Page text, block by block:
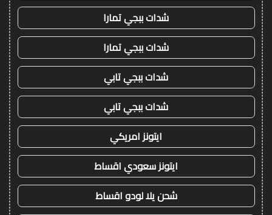
شدات ببجي تمارا
شدات ببجي تمارا
شدات ببجي تابي
شدات ببجي تابي
ايتونز امريكي
ايتونز سعودي اقساط
شحن يلا لودو اقساط